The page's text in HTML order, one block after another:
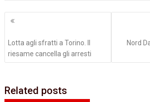
Navigazione
Lotta agli sfratti a Torino. Il
riesame cancella gli arresti
Nord
Related posts